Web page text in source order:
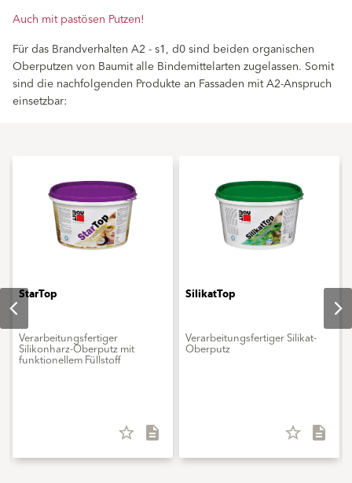
Auch mit pastösen Putzen!
Für das Brandverhalten A2 - s1, d0 sind beiden organischen
Oberputzen von Baumit alle Bindemittelarten zugelassen. Somit
sind die nachfolgenden Produkte an Fassaden mit A2-Anspruch
einsetzbar:
StarTop
Verarbeitungsfertiger
Silikonharz-Oberputz mit
funktionellem Füllstoff
star_border description
SilikatTop
Verarbeitungsfertiger Silikat-
Oberputz
star_border description